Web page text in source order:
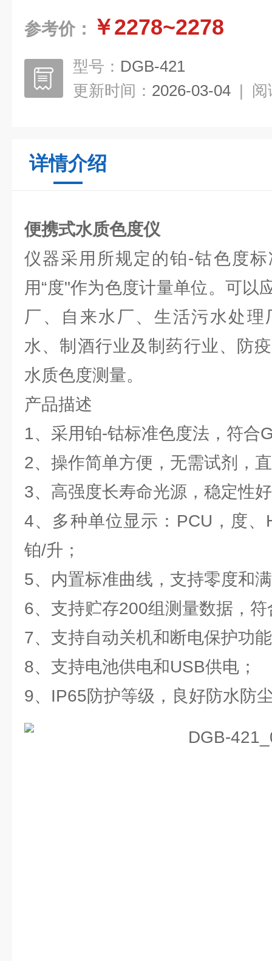
参考价： ￥2278~2278
型号： DGB-421
更新时间： 2026-03-04 | 阅
详情介绍
便携式水质色度仪
仪器采用所规定的铂-钴色度
用“度"作为色度计量单位。可以
厂、自来水厂、生活污水处
水、制酒行业及制药行业、防
水质色度测量。
产品描述
1、采用铂-钴标准色度法，符合
2、操作简单方便，无需试剂，
3、高强度长寿命光源，稳定性
4、多种单位显示：PCU，度
铂/升；
5、内置标准曲线，支持零度和
6、支持贮存200组测量数据，
7、支持自动关机和断电保护功
8、支持电池供电和USB供电；
9、IP65防护等级，良好防水防